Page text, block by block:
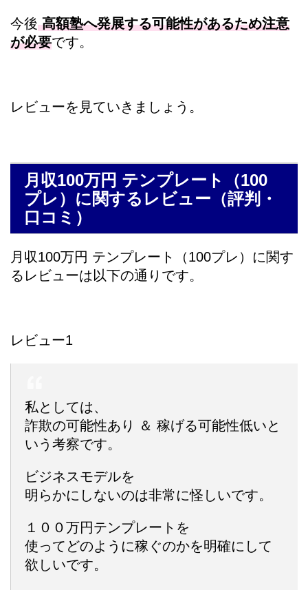
今後高額塾へ発展する可能性があるため注意
が必要です。
レビューを見ていきましょう。
月収100万円 テンプレート（100
プレ）に関するレビュー（評判・
口コミ）
月収100万円 テンプレート（100プレ）に関す
るレビューは以下の通りです。
レビュー1
私としては、
詐欺の可能性あり ＆ 稼げる可能性低いと
いう考察です。
ビジネスモデルを
明らかにしないのは非常に怪しいです。
１００万円テンプレートを
使ってどのように稼ぐのかを明確にして
欲しいです。